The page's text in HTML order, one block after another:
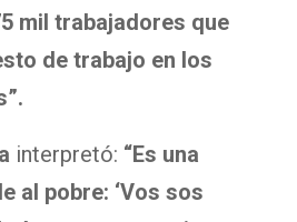
mil trabajadores que
de trabajo en los
interpretó: “Es una
al pobre: ‘Vos sos